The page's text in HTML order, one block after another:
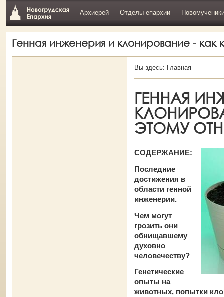
Архиерей Отделы епархии
Генная инженерия и клонирование - как
Вы здесь: Главная
ГЕННАЯ
ЭТОМУ
СОДЕРЖАНИЕ:
Последние
достижения в
области генной
инженерии.
Чем могут
грозить они
обнищавшему
духовно
человечеству?
Генетические
опыты на
животных, попытки